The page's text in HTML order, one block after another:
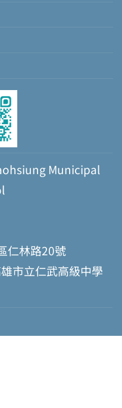
Municipal
仁林路20號
市立仁武高級中學